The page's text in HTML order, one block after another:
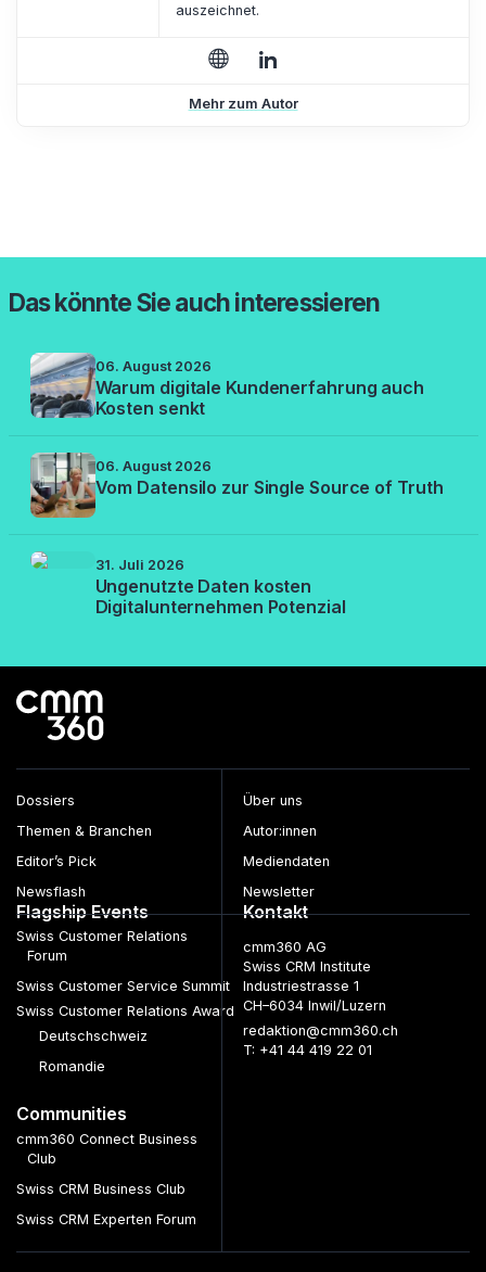
auszeichnet.
Mehr zum Autor
Das könnte Sie auch interessieren
06. August 2026
Warum digitale Kundenerfahrung auch
Kosten senkt
06. August 2026
Vom Datensilo zur Single Source of Truth
31. Juli 2026
Ungenutzte Daten kosten
Digitalunternehmen Potenzial
Dossiers
Themen & Branchen
Editor’s Pick
Newsflash
Über uns
Autor:innen
Mediendaten
Newsletter
Flagship Events
Swiss Customer Relations
Forum
Swiss Customer Service Summit
Swiss Customer Relations Award
Deutschschweiz
Romandie
Communities
cmm360 Connect Business
Club
Swiss CRM Business Club
Swiss CRM Experten Forum
Kontakt
cmm360 AG
Swiss CRM Institute
Industriestrasse 1
CH–6034 Inwil/Luzern
redaktion@cmm360.ch
T: +41 44 419 22 01